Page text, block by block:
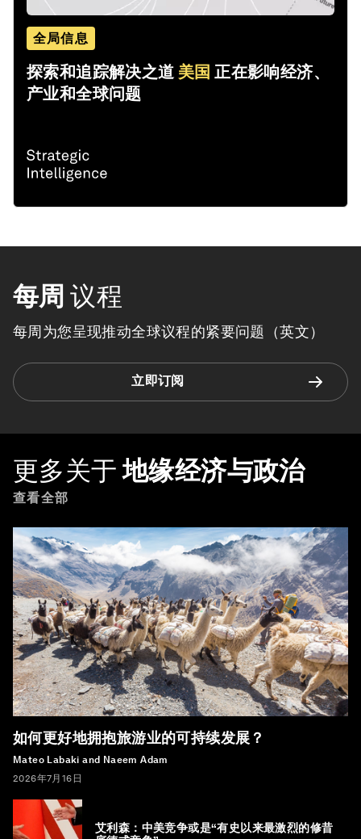
全局信息
探索和追踪解决之道 美国 正在影响经济、
产业和全球问题
每周 议程
每周为您呈现推动全球议程的紧要问题（英文）
立即订阅
更多关于 地缘经济与政治
查看全部
如何更好地拥抱旅游业的可持续发展？
Mateo Labaki and Naeem Adam
2026年7月16日
艾利森：中美竞争或是“有史以来最激烈的修昔